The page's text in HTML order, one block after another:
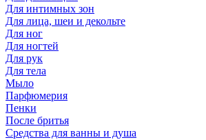
Для интимных зон
Для лица, шеи и декольте
Для ног
Для ногтей
Для рук
Для тела
Мыло
Парфюмерия
Пенки
После бритья
Средства для ванны и душа